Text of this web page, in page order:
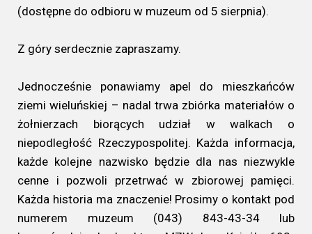
(dostępne do odbioru w muzeum od 5 sierpnia).
Z góry serdecznie zapraszamy.
Jednocześnie ponawiamy apel do mieszkańców
ziemi wieluńskiej – nadal trwa zbiórka materiałów o
żołnierzach biorących udział w walkach o
niepodległość Rzeczypospolitej. Każda informacja,
każde kolejne nazwisko będzie dla nas niezwykle
cenne i pozwoli przetrwać w zbiorowej pamięci.
Każda historia ma znaczenie! Prosimy o kontakt pod
numerem muzeum (043) 843-43-34 lub